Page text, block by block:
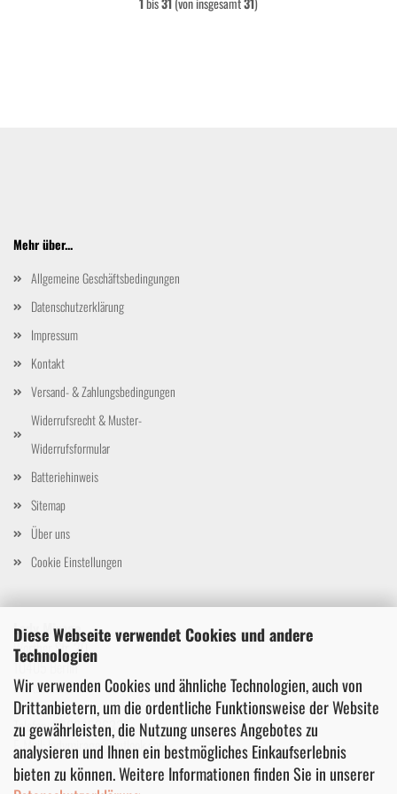
Diese Webseite verwendet Cookies und andere
Technologien
Wir verwenden Cookies und ähnliche Technologien, auch von
Drittanbietern, um die ordentliche Funktionsweise der Website
zu gewährleisten, die Nutzung unseres Angebotes zu
analysieren und Ihnen ein bestmögliches Einkaufserlebnis
bieten zu können. Weitere Informationen finden Sie in unserer
Mehr über...
Allgemeine Geschäftsbedingungen
Datenschutzerklärung
Impressum
Kontakt
Versand- & Zahlungsbedingungen
Widerrufsrecht & Muster-
Widerrufsformular
Batteriehinweis
Sitemap
Über uns
Cookie Einstellungen
Lady Mirage
Wörther Str. 20
10405 Berlin
Deutschland
Telefon: 03024536337
E-Mail: ladymirage@outlook.com